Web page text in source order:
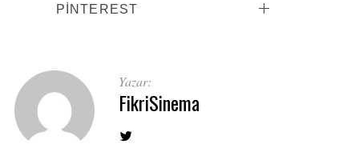
PINTEREST
Yazar:
FikriSinema
c
f